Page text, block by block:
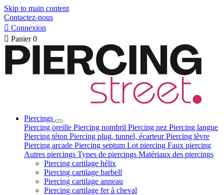
Skip to main content
Contactez-nous
 Connexion
 Panier 0
Piercings
Piercing oreille Piercing nombril Piercing nez Piercing langue
Piercing téton Piercing plug, tunnel, écarteurPiercing lèvre
Piercing arcade Piercing septum Lot piercing Faux piercing
Autres piercings Types de piercings Matériaux des piercings
Piercing cartilage hélix
Piercing cartilage barbell
Piercing cartilage anneau
Piercing cartilage fer à cheval